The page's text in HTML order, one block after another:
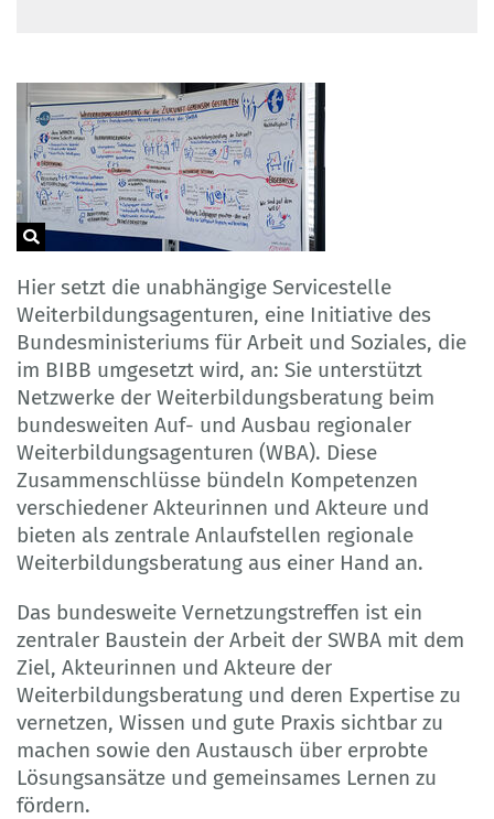
Hier setzt die unabhängige Servicestelle
Weiterbildungsagenturen, eine Initiative des
Bundesministeriums für Arbeit und Soziales, die
im BIBB umgesetzt wird, an: Sie unterstützt
Netzwerke der Weiterbildungsberatung beim
bundesweiten Auf- und Ausbau regionaler
Weiterbildungsagenturen (WBA). Diese
Zusammenschlüsse bündeln Kompetenzen
verschiedener Akteurinnen und Akteure und
bieten als zentrale Anlaufstellen regionale
Weiterbildungsberatung aus einer Hand an.
Das bundesweite Vernetzungstreffen ist ein
zentraler Baustein der Arbeit der SWBA mit dem
Ziel, Akteurinnen und Akteure der
Weiterbildungsberatung und deren Expertise zu
vernetzen, Wissen und gute Praxis sichtbar zu
machen sowie den Austausch über erprobte
Lösungsansätze und gemeinsames Lernen zu
fördern.